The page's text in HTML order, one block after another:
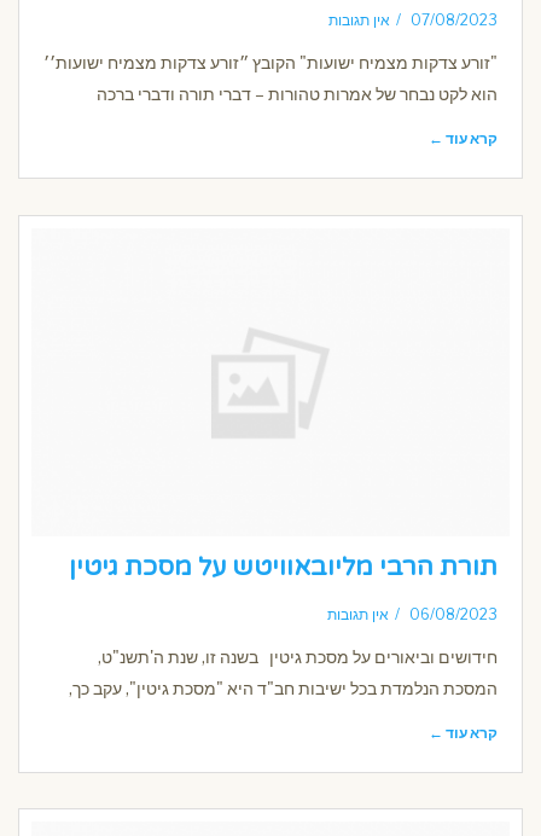
07/08/2023 אין תגובות
"זורע צדקות מצמיח ישועות" הקובץ ״זורע צדקות מצמיח ישועות׳׳
הוא לקט נבחר של אמרות טהורות – דברי תורה ודברי ברכה
קרא עוד ←
תורת הרבי מליובאוויטש על מסכת גיטין
06/08/2023 אין תגובות
חידושים וביאורים על מסכת גיטין בשנה זו, שנת ה'תשנ"ט,
המסכת הנלמדת בכל ישיבות חב"ד היא "מסכת גיטין", עקב כך,
קרא עוד ←